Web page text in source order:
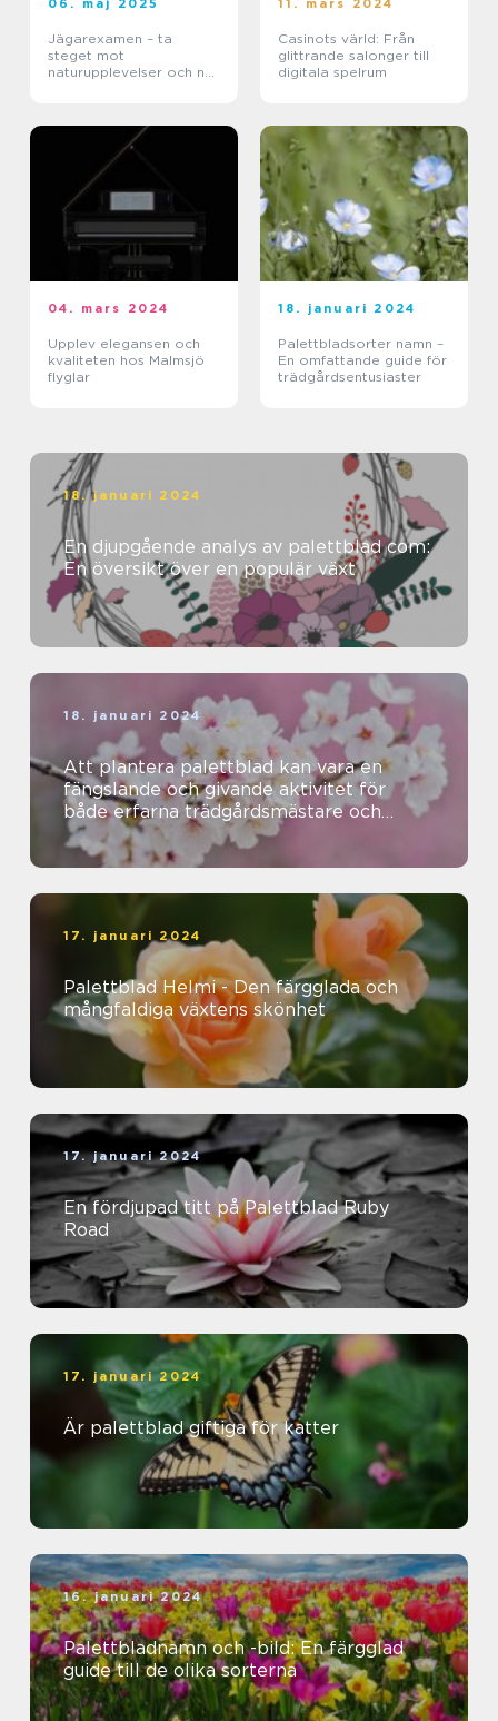
06. maj 2025
Jägarexamen – ta
steget mot
naturupplevelser och ny
11. mars 2024
Casinots värld: Från
glittrande salonger till
digitala spelrum
04. mars 2024
Upplev elegansen och
kvaliteten hos Malmsjö
flyglar
18. januari 2024
Palettbladsorter namn –
En omfattande guide för
trädgårdsentusiaster
18. januari 2024
En djupgående analys av palettblad com:
En översikt över en populär växt
18. januari 2024
Att plantera palettblad kan vara en
fängslande och givande aktivitet för
både erfarna trädgårdsmästare och
nybörjare
17. januari 2024
Palettblad Helmi - Den färgglada och
mångfaldiga växtens skönhet
17. januari 2024
En fördjupad titt på Palettblad Ruby
Road
17. januari 2024
Är palettblad giftiga för katter
16. januari 2024
Palettbladnamn och -bild: En färgglad
guide till de olika sorterna